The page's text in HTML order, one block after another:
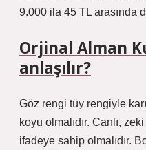
9.000 ila 45 TL arasında
Orjinal Alman
anlaşılır?
Göz rengi tüy rengiyle
koyu olmalıdır. Canlı,
ifadeye sahip olmalıdır.